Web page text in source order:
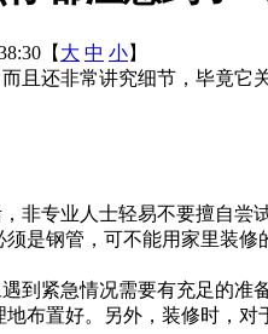
【 大 中 小】
还非常讲究细节，毕竟它
专业人士轻易不要擅自尝
是钢管，可不能用家里装修
紧急情况需要有充足的准
布置好。另外，装修时，对